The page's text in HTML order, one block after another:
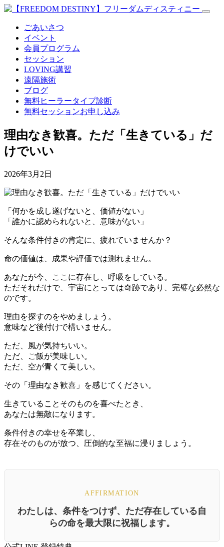
ごあいさつ
イベント
会員プログラム
セッション
LOVING講習
遠隔施術
ブログ
無料ヒーラータイプ診断
無料セッションお申し込み
理由なき歓喜。ただ「生きている」だ
けでいい
2026年3月2日
「何かを成し遂げないと、価値がない」
「誰かに認められないと、意味がない」
そんな条件付きの肯定に、疲れていませんか？
命の価値は、成果や評価では測れません。
あなたが今、ここに存在し、呼吸をしている。
ただそれだけで、宇宙にとっては奇跡であり、完璧な必然な
のです。
理由を探すのをやめましょう。
意味など後付けで構いません。
ただ、風が気持ちいい。
ただ、ご飯が美味しい。
ただ、空が青くて美しい。
その「理由なき歓喜」を感じてください。
生きていることそのものを喜べたとき、
あなたは無敵になります。
条件付きの幸せを卒業し、
存在そのものが放つ、圧倒的な至福に浸りましょう。
AFFIRMATION
わたしは、条件をつけず、ただ存在している自
らの命を最大限に祝福します。